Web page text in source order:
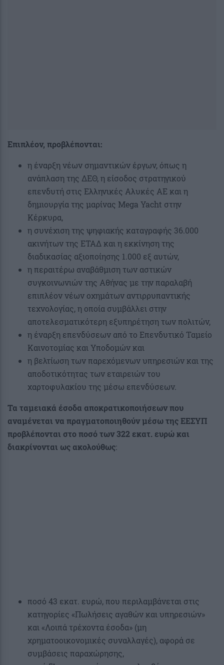
Επιπλέον, προβλέπονται:
η έναρξη νέων σημαντικών έργων, όπως η
ανάπλαση της ΔΕΘ, η είσοδος στρατηγικού
επενδυτή στις Ελληνικές Αλυκές ΑΕ και η
δημιουργία της μαρίνας Mega Yacht στην
Κέρκυρα,
η συνέχιση της ψηφιακής καταγραφής 36.000
ακινήτων της ΕΤΑΔ και η εκκίνηση της
διαδικασίας αξιοποίησης 1.000 εξ αυτών,
η περαιτέρω αναβάθμιση των αστικών
συγκοινωνιών της Αθήνας με την παραλαβή
επιπλέον νέων οχημάτων αντιρρυπαντικής
τεχνολογίας, η οποία συμβάλλει στην
αποτελεσματικότερη εξυπηρέτηση των πολιτών,
η έναρξη επενδύσεων από το Επενδυτικό Ταμείο
Καινοτομίας και Υποδομών και
η βελτίωση των παρεχόμενων υπηρεσιών και της
αποδοτικότητας των εταιρειών του
χαρτοφυλακίου της μέσω επενδύσεων.
Τα ταμειακά έσοδα αποκρατικοποιήσεων που
αναμένεται να πραγματοποιηθούν μέσω της ΕΕΣΥΠ
προβλέπονται στο ποσό των 322 εκατ. ευρώ και
διακρίνονται ως ακολούθως:
ποσό 43 εκατ. ευρώ, που περιλαμβάνεται στις
κατηγορίες «Πωλήσεις αγαθών και υπηρεσιών»
και «Λοιπά τρέχοντα έσοδα» (μη
χρηματοοικονομικές συναλλαγές), αφορά σε
συμβάσεις παραχώρησης,